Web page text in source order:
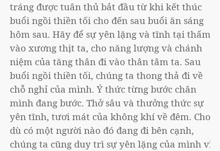
tráng được tuân thủ bắt đầu từ khi kết thúc
buổi ngồi thiền tối cho đến sau buổi ăn sáng
hôm sau. Hãy để sự yên lặng và tĩnh tại thấm
vào xương thịt ta, cho năng lượng và chánh
niệm của tăng thân đi vào thân tâm ta. Sau
buổi ngồi thiền tối, chúng ta thong thả đi về
chỗ nghỉ của mình. Ý thức từng bước chân
mình đang bước. Thở sâu và thưởng thức sự
yên tĩnh, tươi mát của không khí về đêm. Cho
dù có một người nào đó đang đi bên cạnh,
chúng ta cũng duy trì sự yên lặng của mình vì